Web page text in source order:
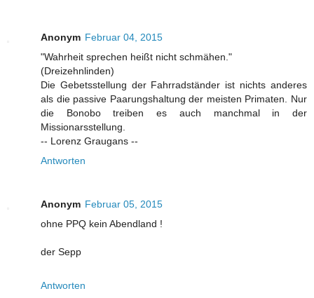
Anonym Februar 04, 2015
"Wahrheit sprechen heißt nicht schmähen."
(Dreizehnlinden)
Die Gebetsstellung der Fahrradständer ist nichts anderes
als die passive Paarungshaltung der meisten Primaten. Nur
die Bonobo treiben es auch manchmal in der
Missionarsstellung.
-- Lorenz Graugans --
Antworten
Anonym Februar 05, 2015
ohne PPQ kein Abendland !
der Sepp
Antworten